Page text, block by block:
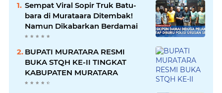
Sempat Viral Sopir Truk Batu-
bara di Murataara Ditembak!
Namun Dikabarkan Berdamai
BUPATI MURATARA RESMI
BUKA STQH KE-II TINGKAT
KABUPATEN MURATARA